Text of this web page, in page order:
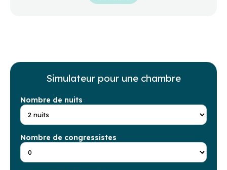
Simulateur pour une chambre
Nombre de nuits
Nombre de congressistes